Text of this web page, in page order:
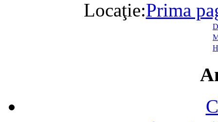
Locaţie:Prima